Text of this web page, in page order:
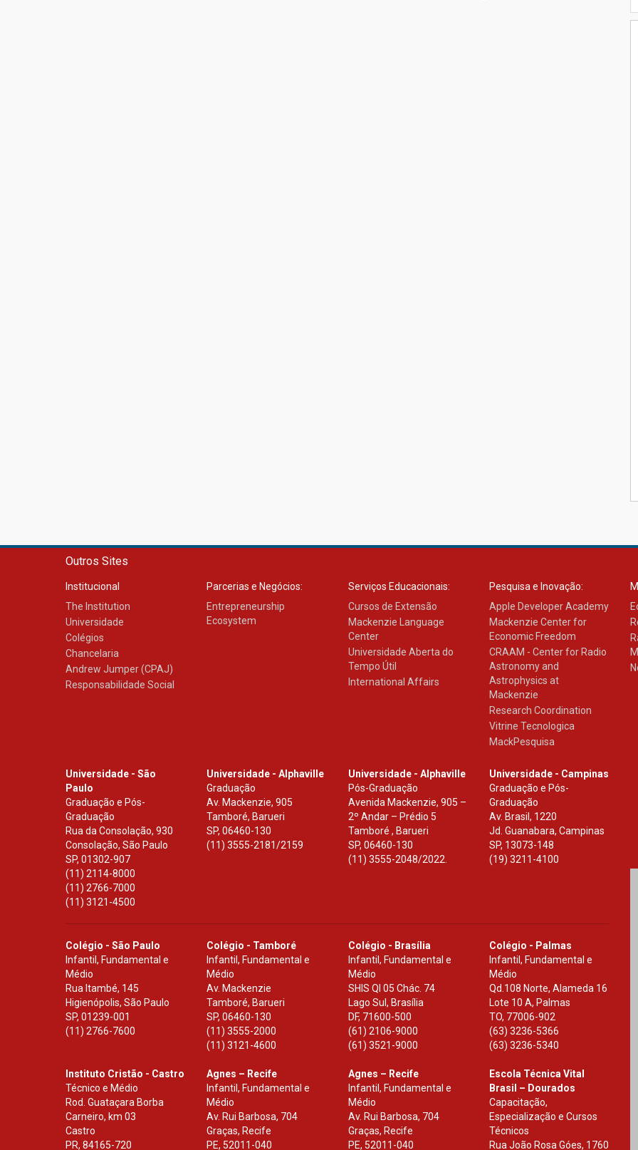
Outros Sites
Institucional
The Institution
Universidade
Colégios
Chancelaria
Andrew Jumper (CPAJ)
Responsabilidade Social
Parcerias e Negócios:
Entrepreneurship
Ecosystem
Serviços Educacionais:
Cursos de Extensão
Mackenzie Language
Center
Universidade Aberta do
Tempo Útil
International Affairs
Pesquisa e Inovação:
Apple Developer Academy
Mackenzie Center for
Economic Freedom
CRAAM - Center for Radio
Astronomy and
Astrophysics at
Mackenzie
Research Coordination
Vitrine Tecnologica
MackPesquisa
Universidade - São
Paulo
Graduação e Pós-
Graduação
Rua da Consolação, 930
Consolação, São Paulo
SP, 01302-907
(11) 2114-8000
(11) 2766-7000
(11) 3121-4500
Universidade - Alphaville
Graduação
Av. Mackenzie, 905
Tamboré, Barueri
SP,06460-130
(11) 3555-2181/2159
Universidade - Alphaville
Pós-Graduação
Avenida Mackenzie, 905 –
2º Andar – Prédio 5
Tamboré , Barueri
SP, 06460-130
(11) 3555-2048/2022.
Universidade - Campinas
Graduação e Pós-
Graduação
Av. Brasil, 1220
Jd. Guanabara, Campinas
SP, 13073-148
(19) 3211-4100
Colégio - São Paulo
Infantil, Fundamental e
Médio
Rua Itambé, 145
Higienópolis, São Paulo
SP, 01239-001
(11) 2766-7600
Colégio - Tamboré
Infantil, Fundamental e
Médio
Av. Mackenzie
Tamboré, Barueri
SP,06460-130
(11) 3555-2000
(11) 3121-4600
Colégio - Brasília
Infantil, Fundamental e
Médio
SHIS Ql 05 Chác. 74
Lago Sul, Brasília
DF, 71600-500
(61) 2106-9000
(61) 3521-9000
Colégio - Palmas
Infantil, Fundamental e
Médio
Qd.108 Norte, Alameda 16
Lote 10 A, Palmas
TO, 77006-902
(63) 3236-5366
(63) 3236-5340
Instituto Cristão - Castro
Técnico e Médio
Rod. Guataçara Borba
Carneiro, km 03
Castro
PR, 84165-720
Agnes – Recife
Infantil, Fundamental e
Médio
Av. Rui Barbosa, 704
Graças, Recife
PE, 52011-040
Agnes – Recife
Infantil, Fundamental e
Médio
Av. Rui Barbosa, 704
Graças, Recife
PE, 52011-040
Escola Técnica Vital
Brasil – Dourados
Capacitação,
Especialização e Cursos
Técnicos
Rua João Rosa Góes, 1760